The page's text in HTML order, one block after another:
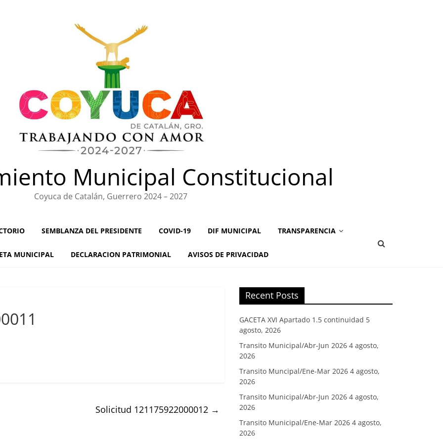
Municipal Constitucional
Coyuca de Catalán, Guerrero 2024 – 2027
SEMBLANZA DEL PRESIDENTE COVID-19 DIF MUNICIPAL TRANSPARENCIA
MUNICIPAL DECLARACION PATRIMONIAL AVISOS DE PRIVACIDAD
Solicitud 121175922000012 →
Recent Posts
GACETA XVI Apartado 1.5 continuidad 5
agosto, 2026
Transito Municipal/Abr-Jun 2026 4 agosto,
2026
Transito Muncipal/Ene-Mar 2026 4 agosto,
2026
Transito Municipal/Abr-Jun 2026 4 agosto,
2026
Transito Municipal/Ene-Mar 2026 4 agosto,
2026